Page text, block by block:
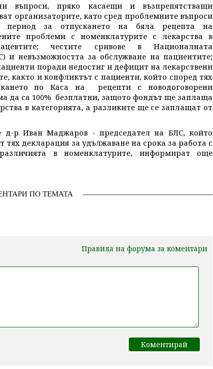
въпроси, пряко касаещи и възпрепятстващи
организаторите, като сред проблемните въпроси
период за отпускането на бяла рецепта на
проблеми с номенклатурите с лекарства в
честите сривове в Националната
и невъзможността за обслужване на пациентите;
поради недостиг и дефицит на лекарствени
както и конфликтът с пациенти, който според тях
по Каса на рецепти с новодоговорени
да са 100% безплатни, защото фондът ще заплаща
в категорията, а разликите ще се заплащат от
д-р Иван Маджаров - председател на БЛС, който
декларация за удължаване на срока за работа с
в номенклатурите, информират още
ПО ТЕМАТА
Правила на форума за коментари